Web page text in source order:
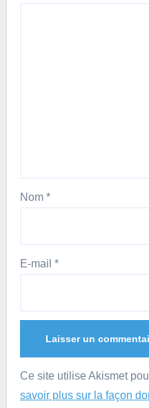
Nom *
E-mail *
Ce site utilise Akismet
savoir plus sur la façon